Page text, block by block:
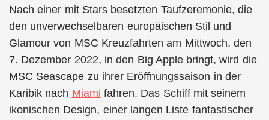
Nach einer mit Stars besetzten Taufzeremonie, die
den unverwechselbaren europäischen Stil und
Glamour von MSC Kreuzfahrten am Mittwoch, den
7. Dezember 2022, in den Big Apple bringt, wird die
MSC Seascape zu ihrer Eröffnungssaison in der
Karibik nach Miami fahren. Das Schiff mit seinem
ikonischen Design, einer langen Liste fantastischer